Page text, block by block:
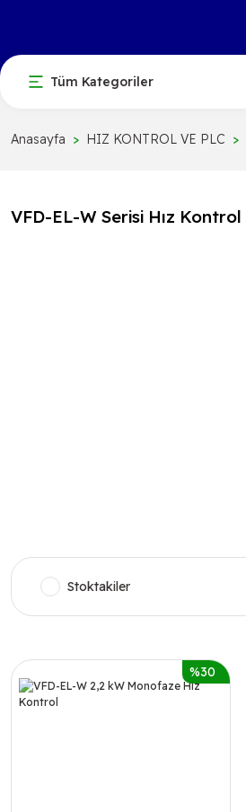
Tüm Kategoriler
Anasayfa HIZ KONTROL VE PLC
VFD-EL-W Serisi Hız Kontrol
Stoktakiler
%30